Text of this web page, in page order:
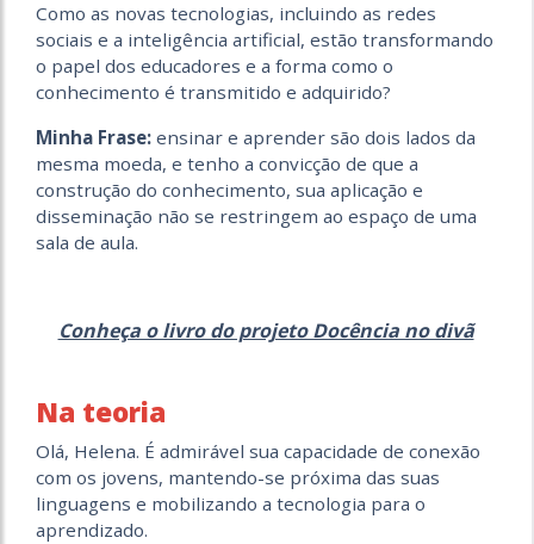
Como as novas tecnologias, incluindo as redes
sociais e a inteligência artificial, estão transformando
o papel dos educadores e a forma como o
conhecimento é transmitido e adquirido?
Minha Frase: ensinar e aprender são dois lados da
mesma moeda, e tenho a convicção de que a
construção do conhecimento, sua aplicação e
disseminação não se restringem ao espaço de uma
sala de aula.
Conheça o livro do projeto Docência no divã
Na teoria
Olá, Helena. É admirável sua capacidade de conexão
com os jovens, mantendo-se próxima das suas
linguagens e mobilizando a tecnologia para o
aprendizado.